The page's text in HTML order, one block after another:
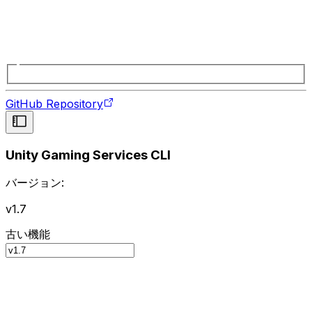
GitHub Repository
Unity Gaming Services CLI
バージョン:
v1.7
古い機能